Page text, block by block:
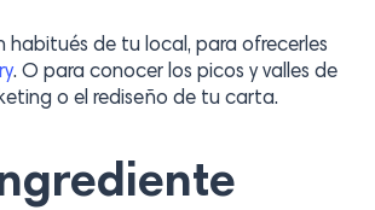
habitués de tu local, para ofrecerles
. O para conocer los picos y valles de
o el rediseño de tu carta.